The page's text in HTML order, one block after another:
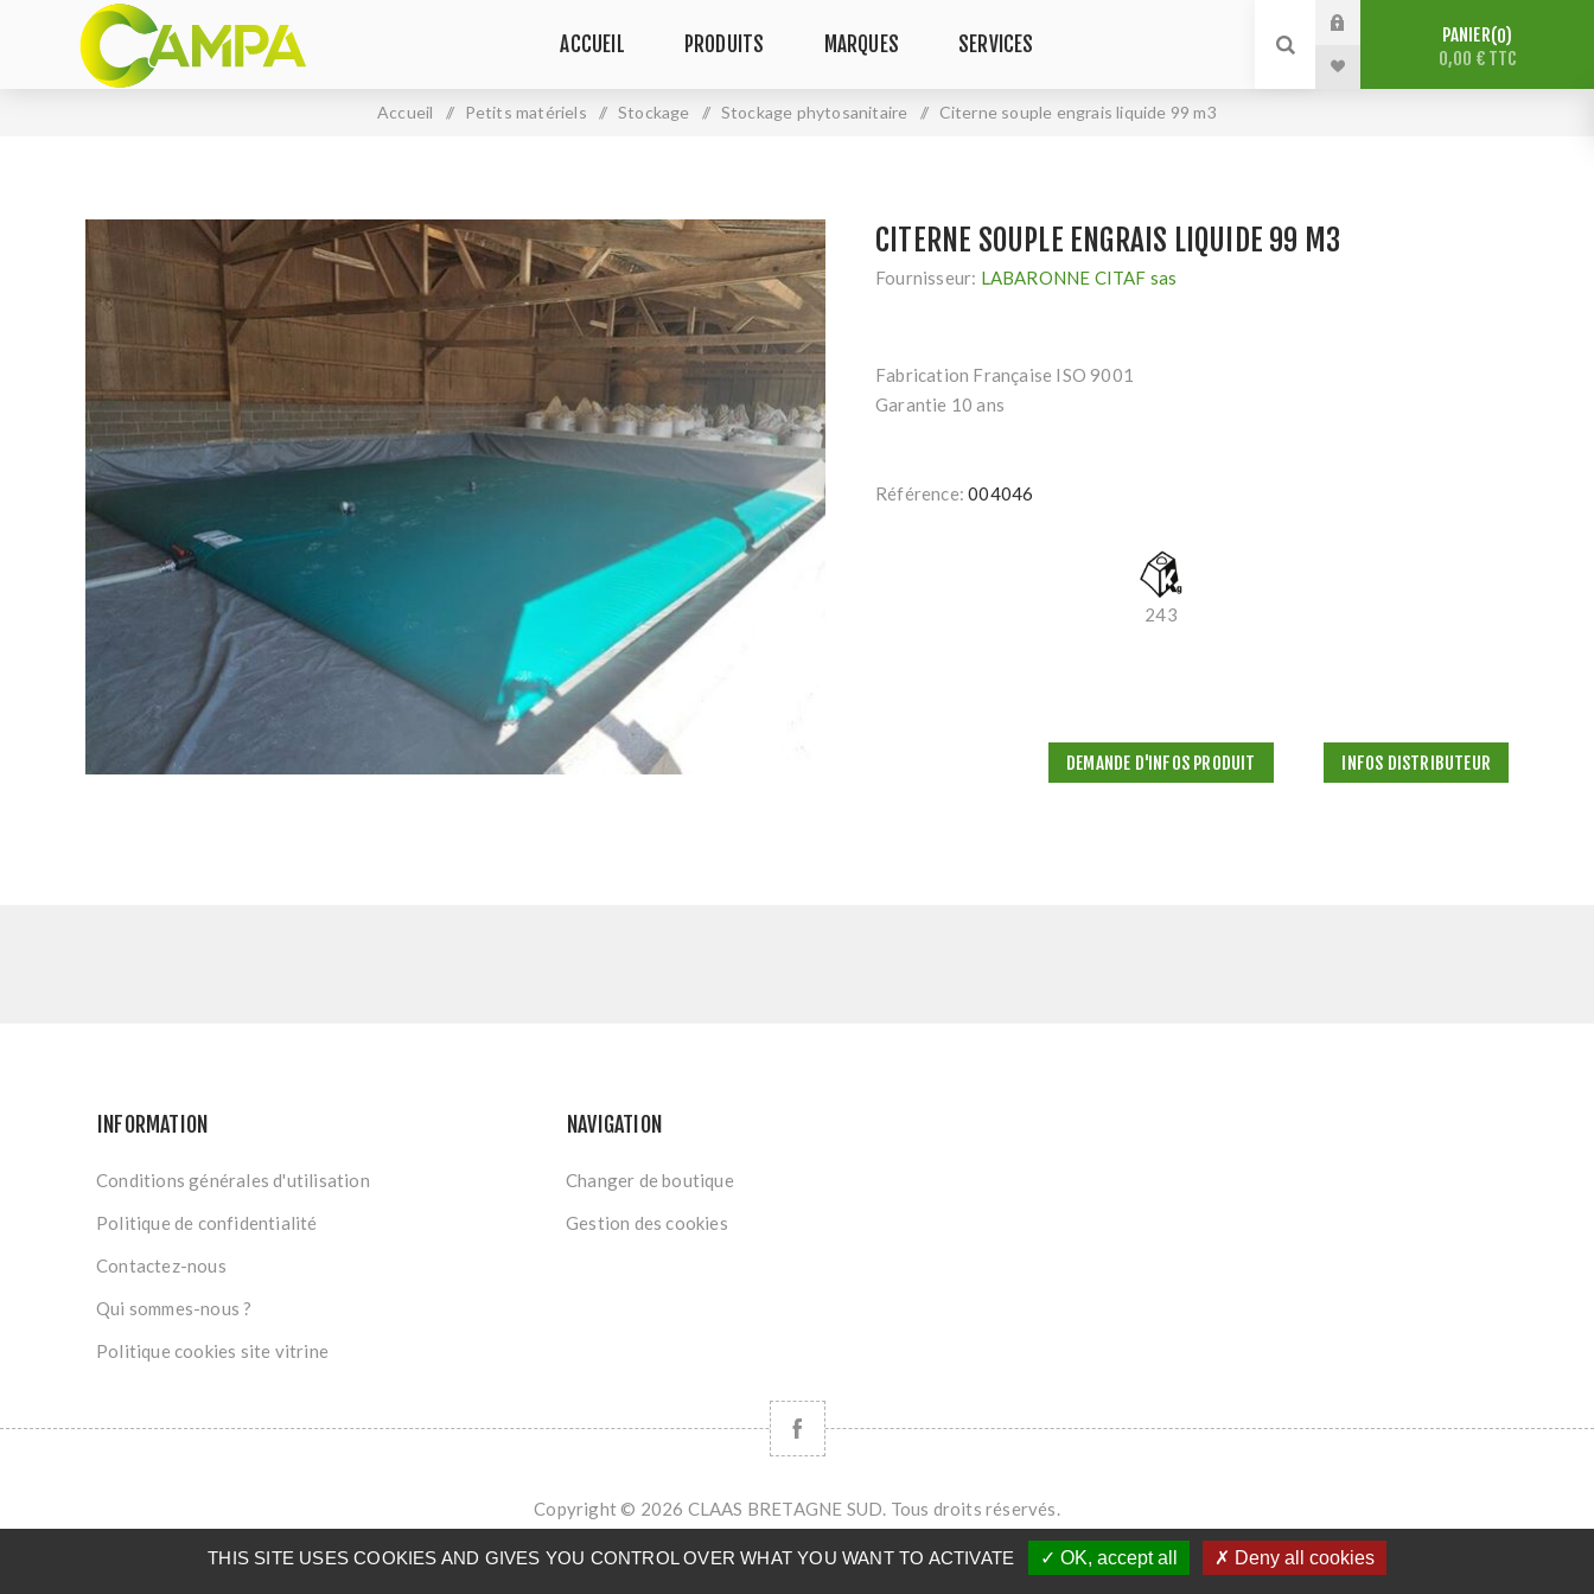
ACCUEIL PRODUITS MARQUES SERVICES PANIER 0
0,00 € TTC
Accueil / Petits matériels / Stockage / Stockage phytosanitaire / Citerne souple engrais liquide 99 m3
CITERNE SOUPLE ENGRAIS LIQUIDE 99 M3
Fournisseur: LABARONNE CITAF sas
Fabrication Française ISO 9001
Garantie 10 ans
Référence: 004046
243
DEMANDE D'INFOS PRODUIT INFOS DISTRIBUTEUR
INFORMATION
Conditions générales d'utilisation
Politique de confidentialité
Contactez-nous
Qui sommes-nous ?
Politique cookies site vitrine
NAVIGATION
Changer de boutique
Gestion des cookies
Copyright © 2026 CLAAS BRETAGNE SUD. Tous droits réservés.
THIS SITE USES COOKIES AND GIVES YOU CONTROL OVER WHAT YOU WANT TO ACTIVATE ✓ OK, accept all ✗ Deny all cookies